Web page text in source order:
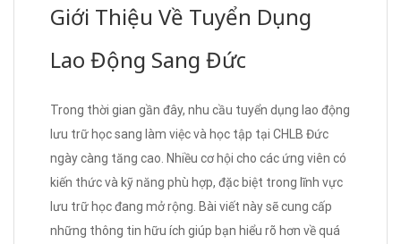
Giới Thiệu Về Tuyển Dụng
Lao Động Sang Đức
Trong thời gian gần đây, nhu cầu tuyển dụng lao động
lưu trữ học sang làm việc và học tập tại CHLB Đức
ngày càng tăng cao. Nhiều cơ hội cho các ứng viên có
kiến thức và kỹ năng phù hợp, đặc biệt trong lĩnh vực
lưu trữ học đang mở rộng. Bài viết này sẽ cung cấp
những thông tin hữu ích giúp bạn hiểu rõ hơn về quá